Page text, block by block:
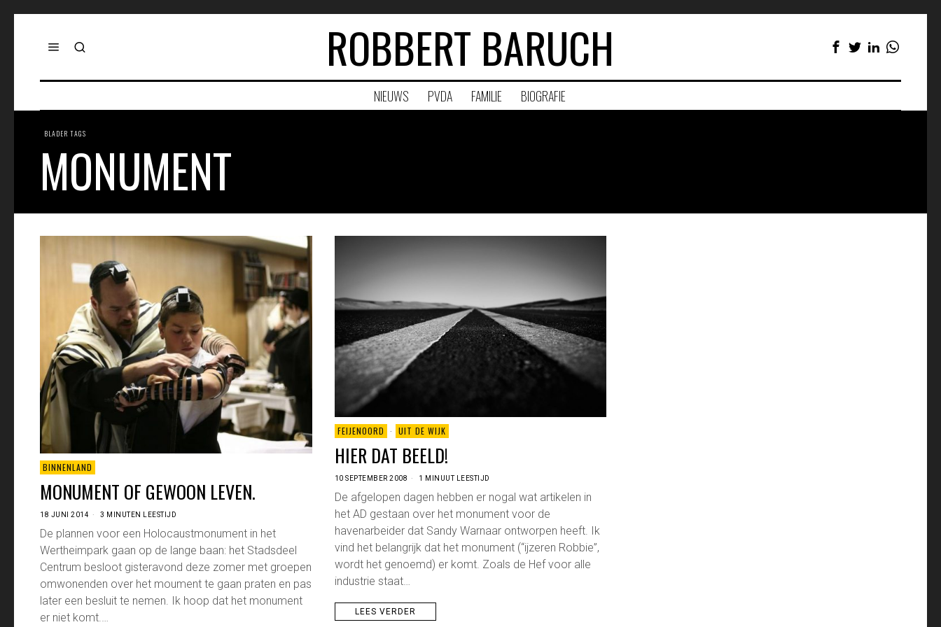
ROBBERT BARUCH
NIEUWS PVDA FAMILIE BIOGRAFIE
BLADER TAGS
MONUMENT
BINNENLAND
MONUMENT OF GEWOON LEVEN.
18 JUNI 2014 3 MINUTEN LEESTIJD
De plannen voor een Holocaustmonument in het
Wertheimpark gaan op de lange baan: het Stadsdeel
Centrum besloot gisteravond deze zomer met groepen
omwonenden over het moument te gaan praten en pas
later een besluit te nemen. Ik hoop dat het monument
er niet komt.…
FEIJENOORD · UIT DE WIJK
HIER DAT BEELD!
10 SEPTEMBER 2008 1 MINUUT LEESTIJD
De afgelopen dagen hebben er nogal wat artikelen in
het AD gestaan over het monument voor de
havenarbeider dat Sandy Warnaar ontworpen heeft. Ik
vind het belangrijk dat het monument (“ijzeren Robbie”,
wordt het genoemd) er komt. Zoals de Hef voor alle
industrie staat…
LEES VERDER